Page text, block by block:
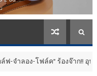
ล์ค” ร้องจ๊าก!! อุปกรณ์ม่วนจอย